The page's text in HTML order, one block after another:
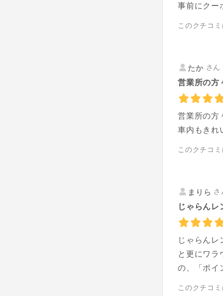
事前にクー
このクチコ
たか さ
営業所の方
営業所の方
車内もきれ
このクチコ
まりら
じゃらんレ
じゃらん
と更にワラ
の、「ポイ
このクチコ